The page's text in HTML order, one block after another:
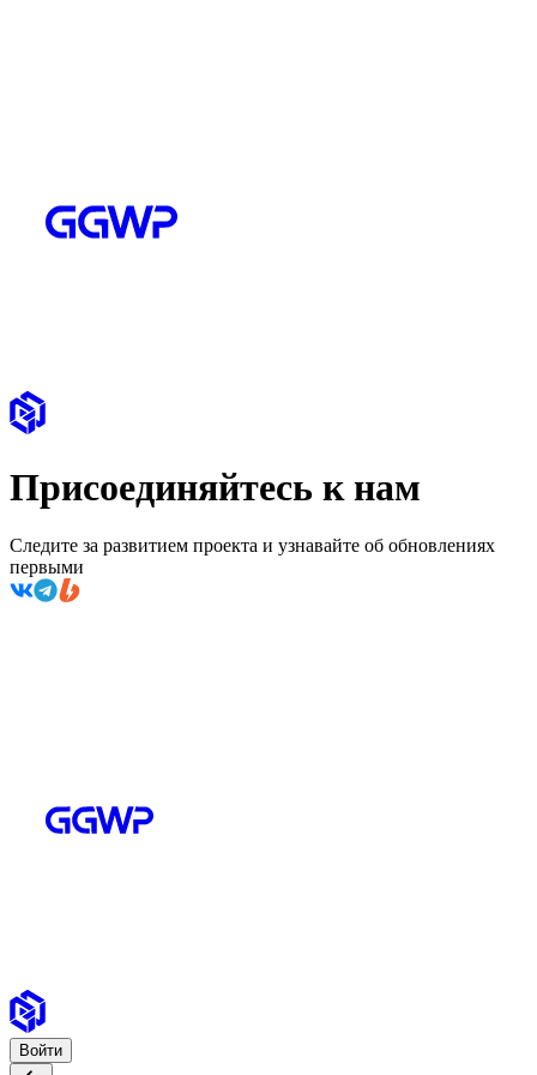
Присоединяйтесь к нам
Следите за развитием проекта и узнавайте об обновлениях
первыми
Войти